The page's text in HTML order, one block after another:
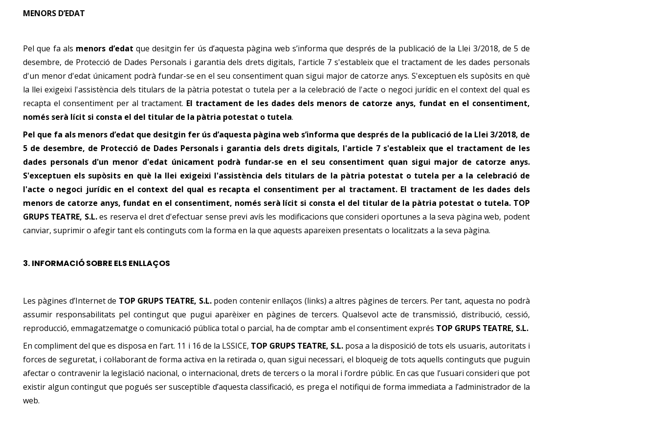
MENORS D’EDAT
Pel que fa als menors d’edat que desitgin fer ús d’aquesta pàgina web s’informa que després de la publicació de la Llei 3/2018, de 5 de
desembre, de Protecció de Dades Personals i garantia dels drets digitals, l'article 7 s'estableix que el tractament de les dades personals
d'un menor d'edat únicament podrà fundar-se en el seu consentiment quan sigui major de catorze anys. S'exceptuen els supòsits en què
la llei exigeixi l'assistència dels titulars de la pàtria potestat o tutela per a la celebració de l'acte o negoci jurídic en el context del qual es
recapta el consentiment per al tractament. El tractament de les dades dels menors de catorze anys, fundat en el consentiment,
només serà lícit si consta el del titular de la pàtria potestat o tutela.
Pel que fa als menors d’edat que desitgin fer ús d’aquesta pàgina web s’informa que després de la publicació de la Llei 3/2018, de
5 de desembre, de Protecció de Dades Personals i garantia dels drets digitals, l'article 7 s'estableix que el tractament de les
dades personals d'un menor d'edat únicament podrà fundar-se en el seu consentiment quan sigui major de catorze anys.
S'exceptuen els supòsits en què la llei exigeixi l'assistència dels titulars de la pàtria potestat o tutela per a la celebració de
l'acte o negoci jurídic en el context del qual es recapta el consentiment per al tractament. El tractament de les dades dels
menors de catorze anys, fundat en el consentiment, només serà lícit si consta el del titular de la pàtria potestat o tutela. TOP
GRUPS TEATRE, S.L.es reserva el dret d'efectuar sense previ avís les modificacions que consideri oportunes a la seva pàgina web, podent
canviar, suprimir o afegir tant els continguts com la forma en la que aquests apareixen presentats o localitzats a la seva pàgina.
3. INFORMACIÓ SOBRE ELS ENLLAÇOS
Les pàgines d’Internet de TOP GRUPS TEATRE, S.L. poden contenir enllaços (links) a altres pàgines de tercers. Per tant, aquesta no podrà
assumir responsabilitats pel contingut que pugui aparèixer en pàgines de tercers. Qualsevol acte de transmissió, distribució, cessió,
reproducció, emmagatzematge o comunicació pública total o parcial, ha de comptar amb el consentiment exprés TOP GRUPS TEATRE, S.L.
En compliment del que es disposa en l’art. 11 i 16 de la LSSICE, TOP GRUPS TEATRE, S.L. posa a la disposició de tots els usuaris, autoritats i
forces de seguretat, i col·laborant de forma activa en la retirada o, quan sigui necessari, el bloqueig de tots aquells continguts que puguin
afectar o contravenir la legislació nacional, o internacional, drets de tercers o la moral i l’ordre públic. En cas que l’usuari consideri que pot
existir algun contingut que pogués ser susceptible d’aquesta classificació, es prega el notifiqui de forma immediata a l’administrador de la
web.